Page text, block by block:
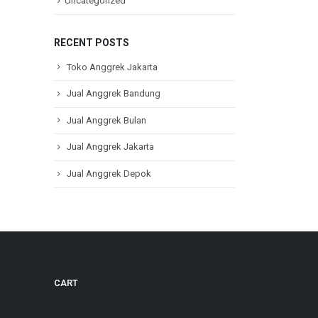
RECENT POSTS
Toko Anggrek Jakarta
Jual Anggrek Bandung
Jual Anggrek Bulan
Jual Anggrek Jakarta
Jual Anggrek Depok
CART